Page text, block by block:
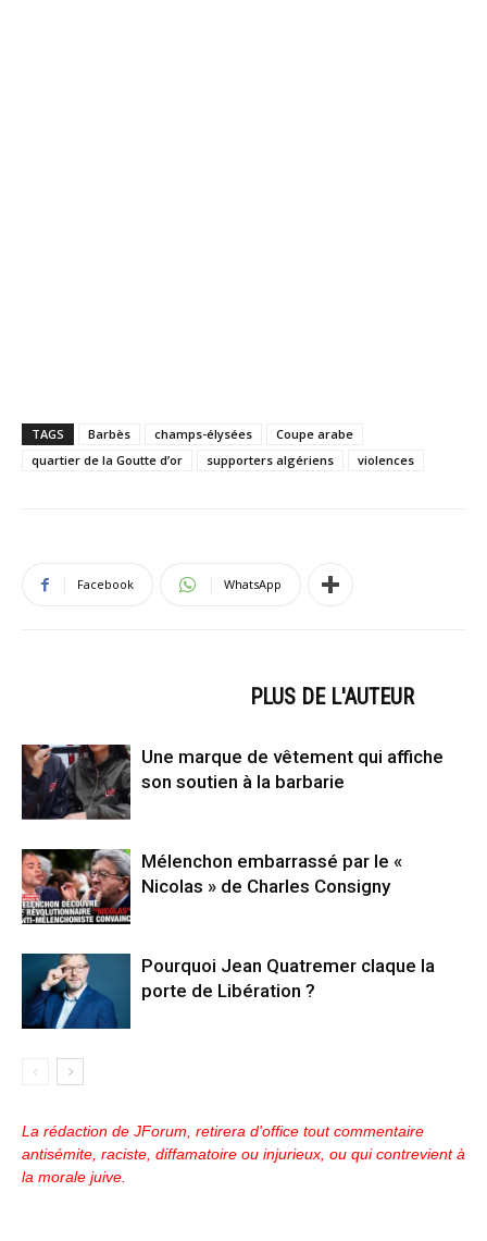
TAGS Barbès champs-élysées
Coupe arabe
quartier de la Goutte d’or
supporters algériens violences
Facebook WhatsApp
PLUS DE L'AUTEUR
Une marque de vêtement qui affiche
son soutien à la barbarie
Mélenchon embarrassé par le «
Nicolas » de Charles Consigny
Pourquoi Jean Quatremer claque la
porte de Libération ?
La rédaction de JForum, retirera d'office tout commentaire
antisémite, raciste, diffamatoire ou injurieux, ou qui contrevient à
la morale juive.